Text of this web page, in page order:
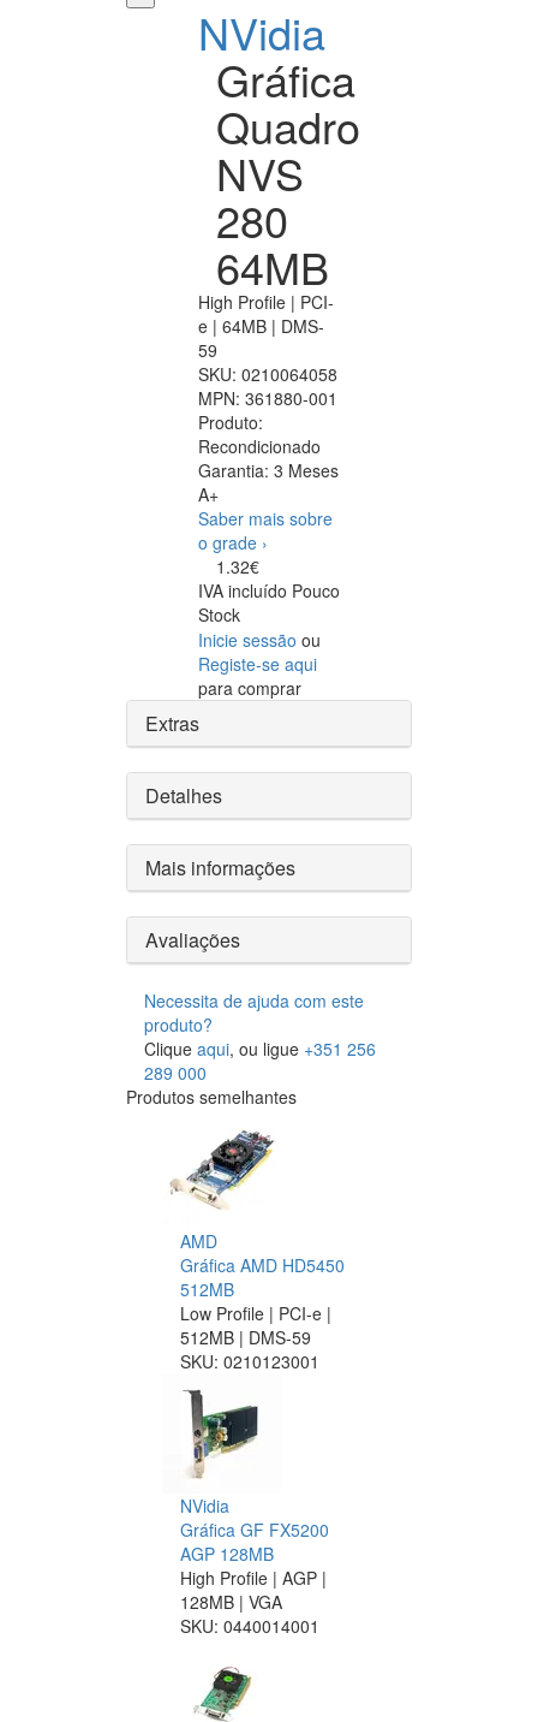
NVidia
Gráfica
Quadro
NVS
280
64MB
High Profile | PCI-
e | 64MB | DMS-
59
SKU: 0210064058
MPN: 361880-001
Produto:
Recondicionado
Garantia: 3 Meses
A+
Saber mais sobre
o grade ›
1.32€
IVA incluído Pouco
Stock
Inicie sessão ou
Registe-se aqui
para comprar
Extras
Detalhes
Mais informações
Avaliações
Necessita de ajuda com este
produto?
Clique aqui, ou ligue +351 256
289 000
Produtos semelhantes
AMD
Gráfica AMD HD5450
512MB
Low Profile | PCI-e |
512MB | DMS-59
SKU: 0210123001
NVidia
Gráfica GF FX5200
AGP 128MB
High Profile | AGP |
128MB | VGA
SKU: 0440014001